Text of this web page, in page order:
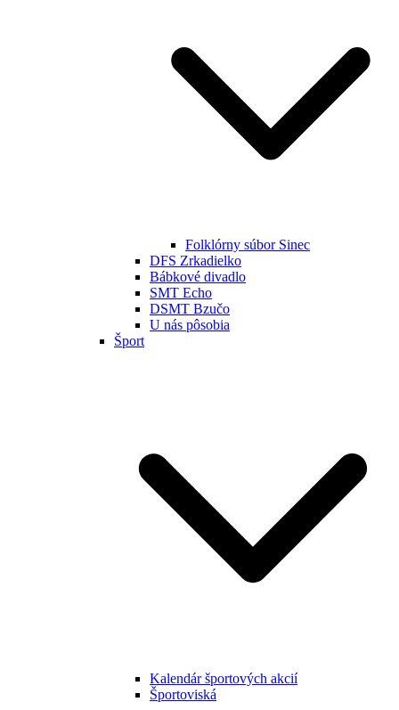
Folklórny súbor Sinec
DFS Zrkadielko
Bábkové divadlo
SMT Echo
DSMT Bzučo
U nás pôsobia
Šport
Kalendár športových akcií
Športoviská